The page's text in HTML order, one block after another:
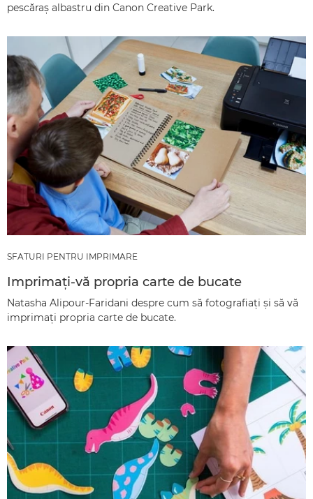
pescăraş albastru din Canon Creative Park.
SFATURI PENTRU IMPRIMARE
Imprimaţi-vă propria carte de bucate
Natasha Alipour-Faridani despre cum să fotografiaţi şi să vă
imprimaţi propria carte de bucate.